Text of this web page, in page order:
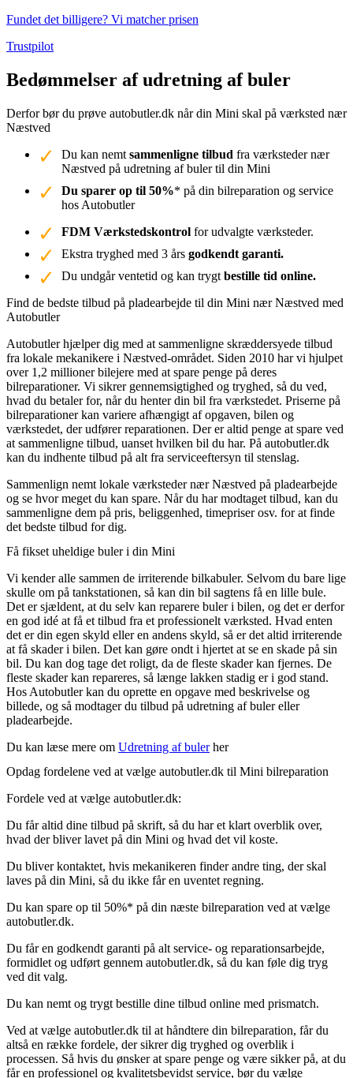
Fundet det billigere? Vi matcher prisen
Trustpilot
Bedømmelser af udretning af buler
Derfor bør du prøve autobutler.dk når din Mini skal på værksted nær
Næstved
Du kan nemt sammenligne tilbud fra værksteder nær
Næstved på udretning af buler til din Mini
Du sparer op til 50%* på din bilreparation og service
hos Autobutler
FDM Værkstedskontrol for udvalgte værksteder.
Ekstra tryghed med 3 års godkendt garanti.
Du undgår ventetid og kan trygt bestille tid online.
Find de bedste tilbud på pladearbejde til din Mini nær Næstved med
Autobutler
Autobutler hjælper dig med at sammenligne skræddersyede tilbud
fra lokale mekanikere i Næstved-området. Siden 2010 har vi hjulpet
over 1,2 millioner bilejere med at spare penge på deres
bilreparationer. Vi sikrer gennemsigtighed og tryghed, så du ved,
hvad du betaler for, når du henter din bil fra værkstedet. Priserne på
bilreparationer kan variere afhængigt af opgaven, bilen og
værkstedet, der udfører reparationen. Der er altid penge at spare ved
at sammenligne tilbud, uanset hvilken bil du har. På autobutler.dk
kan du indhente tilbud på alt fra serviceeftersyn til stenslag.
Sammenlign nemt lokale værksteder nær Næstved på pladearbejde
og se hvor meget du kan spare. Når du har modtaget tilbud, kan du
sammenligne dem på pris, beliggenhed, timepriser osv. for at finde
det bedste tilbud for dig.
Få fikset uheldige buler i din Mini
Vi kender alle sammen de irriterende bilkabuler. Selvom du bare lige
skulle om på tankstationen, så kan din bil sagtens få en lille bule.
Det er sjældent, at du selv kan reparere buler i bilen, og det er derfor
en god idé at få et tilbud fra et professionelt værksted. Hvad enten
det er din egen skyld eller en andens skyld, så er det altid irriterende
at få skader i bilen. Det kan gøre ondt i hjertet at se en skade på sin
bil. Du kan dog tage det roligt, da de fleste skader kan fjernes. De
fleste skader kan repareres, så længe lakken stadig er i god stand.
Hos Autobutler kan du oprette en opgave med beskrivelse og
billede, og så modtager du tilbud på udretning af buler eller
pladearbejde.
Du kan læse mere om Udretning af bulerher
Opdag fordelene ved at vælge autobutler.dk til Mini bilreparation
Fordele ved at vælge autobutler.dk:
Du får altid dine tilbud på skrift, så du har et klart overblik over,
hvad der bliver lavet på din Mini og hvad det vil koste.
Du bliver kontaktet, hvis mekanikeren finder andre ting, der skal
laves på din Mini, så du ikke får en uventet regning.
Du kan spare op til 50%* på din næste bilreparation ved at vælge
autobutler.dk.
Du får en godkendt garanti på alt service- og reparationsarbejde,
formidlet og udført gennem autobutler.dk, så du kan føle dig tryg
ved dit valg.
Du kan nemt og trygt bestille dine tilbud online med prismatch.
Ved at vælge autobutler.dk til at håndtere din bilreparation, får du
altså en række fordele, der sikrer dig tryghed og overblik i
processen. Så hvis du ønsker at spare penge og være sikker på, at du
får en professionel og kvalitetsbevidst service, bør du vælge